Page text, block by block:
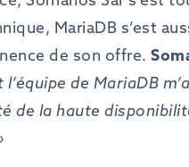
MariaDB s’est
de son offre.
l’équipe de MariaDB m’a
de la haute